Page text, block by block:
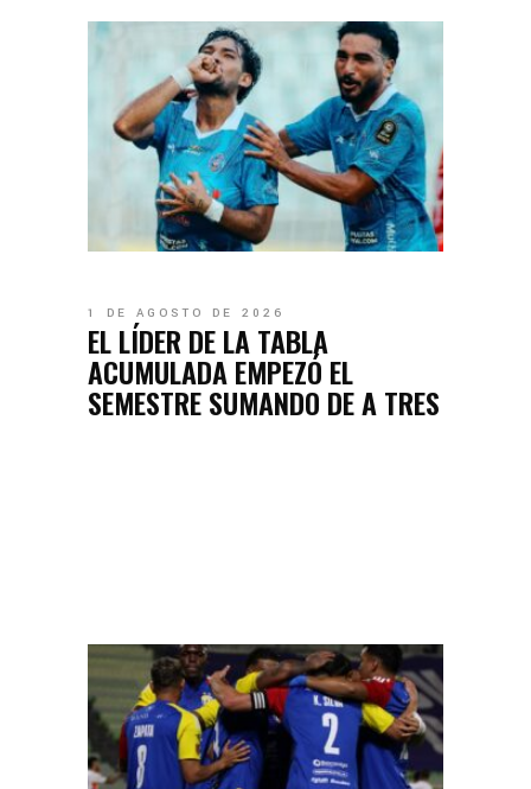
1 DE AGOSTO DE 2026
EL LÍDER DE LA TABLA
ACUMULADA EMPEZÓ EL
SEMESTRE SUMANDO DE A TRES